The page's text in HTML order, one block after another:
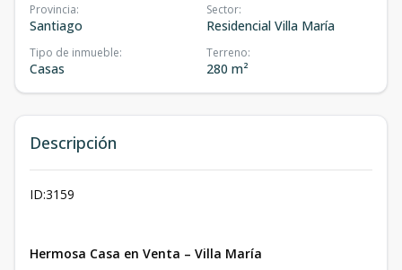
Provincia:
Santiago
Sector:
Residencial Villa María
Tipo de inmueble:
Casas
Terreno:
280 m²
Descripción
ID:3159
Hermosa Casa en Venta – Villa María